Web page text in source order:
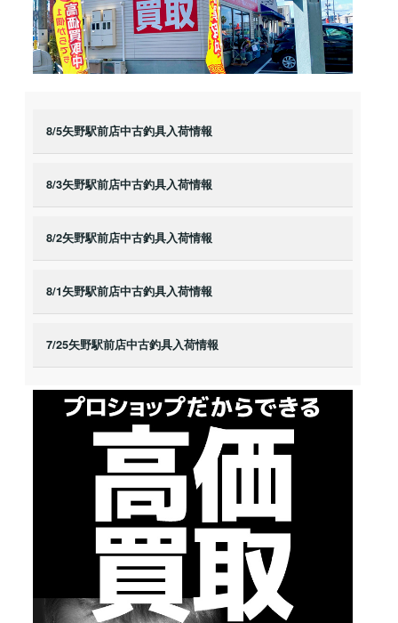
8/5矢野駅前店中古釣具入荷情報
8/3矢野駅前店中古釣具入荷情報
8/2矢野駅前店中古釣具入荷情報
8/1矢野駅前店中古釣具入荷情報
7/25矢野駅前店中古釣具入荷情報